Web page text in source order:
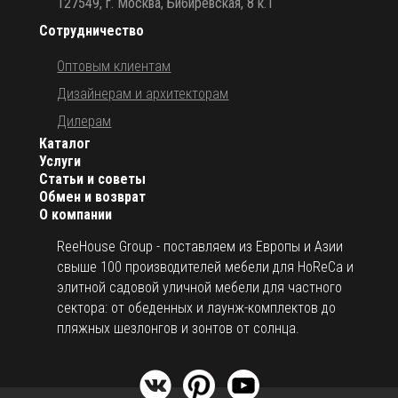
О компании
ReeHouse Group - поставляем из Европы и Азии
свыше 100 производителей мебели для HoReCa и
элитной садовой уличной мебели для частного
сектора: от обеденных и лаунж-комплектов до
пляжных шезлонгов и зонтов от солнца.
Каталог
Услуги
Статьи и советы
Обмен и возврат
Сотрудничество
Оптовым клиентам
Дизайнерам и архитекторам
Дилерам
127549, г. Москва, Бибиревская, 8 к.1